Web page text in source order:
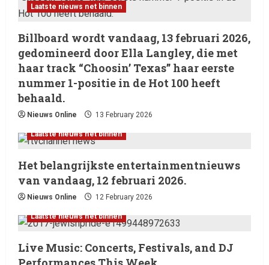
Laatste nieuws net binnen
Billboard wordt vandaag, 13 februari 2026,
gedomineerd door Ella Langley, die met
haar track “Choosin’ Texas” haar eerste
nummer 1-positie in de Hot 100 heeft
behaald.
Nieuws Online 13 February 2026
Laatste nieuws net binnen
Het belangrijkste entertainmentnieuws
van vandaag, 12 februari 2026.
Nieuws Online 12 February 2026
Laatste nieuws net binnen
Live Music: Concerts, Festivals, and DJ